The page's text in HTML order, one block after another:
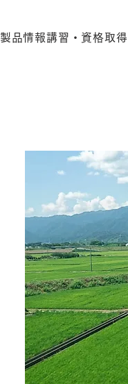
製品情報講習・資格取得